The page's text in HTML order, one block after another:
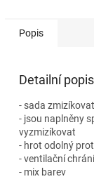
Popis
Detailní
- sada
- jsou naplněny
vyzmizíkovat
- hrot odolný
- ventilační
- mix barev